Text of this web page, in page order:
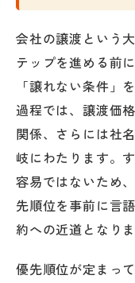
会社の譲渡という
テップを進める前
「譲れない条件」
過程では、譲渡価
関係、さらには社
岐にわたります。
容易ではないため
先順位を事前に言
約への近道となりま
優先順位が定まっ